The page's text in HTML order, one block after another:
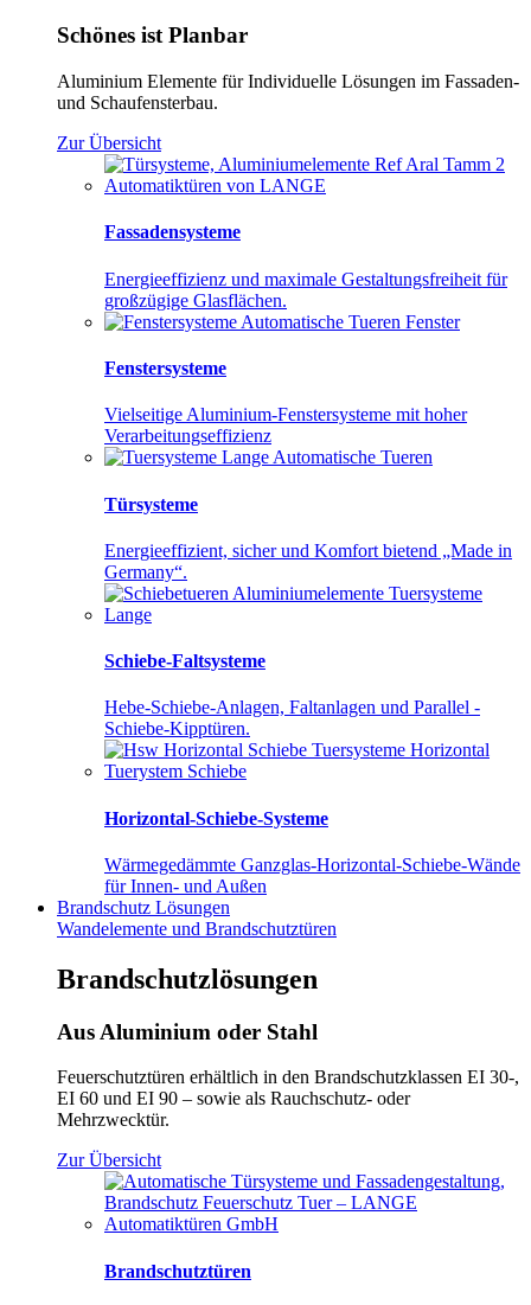
Schönes ist Planbar
Aluminium Elemente für Individuelle Lösungen im Fassaden-
und Schaufensterbau.
Zur Übersicht
Fassadensysteme
Energieeffizienz und maximale Gestaltungsfreiheit für
großzügige Glasflächen.
Fenstersysteme
Vielseitige Aluminium-Fenstersysteme mit hoher
Verarbeitungseffizienz
Türsysteme
Energieeffizient, sicher und Komfort bietend „Made in
Germany“.
Schiebe-Faltsysteme
Hebe-Schiebe-Anlagen, Faltanlagen und Parallel -
Schiebe-Kipptüren.
Horizontal-Schiebe-Systeme
Wärmegedämmte Ganzglas-Horizontal-Schiebe-Wände
für Innen- und Außen
Brandschutz Lösungen
Wandelemente und Brandschutztüren
Brandschutzlösungen
Aus Aluminium oder Stahl
Feuerschutztüren erhältlich in den Brandschutzklassen EI 30-,
EI 60 und EI 90 – sowie als Rauchschutz- oder
Mehrzwecktür.
Zur Übersicht
Brandschutztüren